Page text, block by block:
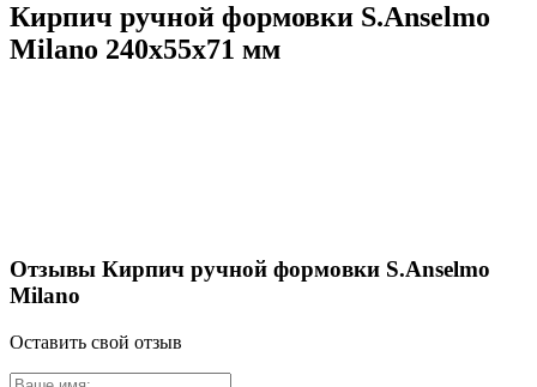
Кирпич ручной формовки S.Anselmo
Milano 240х55х71 мм
Отзывы Кирпич ручной формовки S.Anselmo
Milano
Оставить свой отзыв